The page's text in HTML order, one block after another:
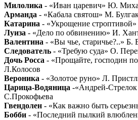
Милолика - «Иван царевич» Ю.
Арманда - «Кабала святош» М.
Катарина - «Укрощение
Луиза - «Дело по обвинению» И.
Валентина - «Вы чье, старичье?..» Б.
Следователь - «Требую суда» О.
Дочь Росса - «Прощайте, господин
Л.Колосов
Вероника - «Золотое руно» Л.
Царица-Водяница -«Андрей-
С.Прокофьева
Гвендолен - «Как важно быть
Бобби - «Последний пылкий